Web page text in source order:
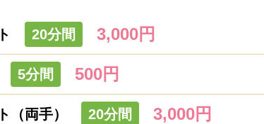
20分間 3,000円
5分間 500円
（両手） 20分間 3,000円